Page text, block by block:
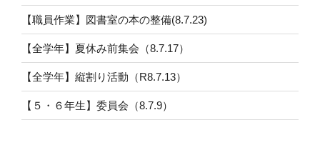
【職員作業】図書室の本の整備(8.7.23)
【全学年】夏休み前集会（8.7.17）
【全学年】縦割り活動（R8.7.13）
【５・６年生】委員会（8.7.9）